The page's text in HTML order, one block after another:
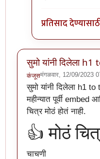
प्रतिसाद
सुमो यांनी दिलेला h1
कंजूसमंगळवार, 12/09/2023
सुमो यांनी दिलेला h1
महीन्यात पूर्वी embed
चित्र मोठं होतं नाही.
👍 मोठं
चाचणी